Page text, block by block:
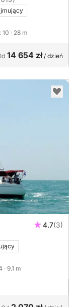
10 · 28 m
14 654 zł/ dzień
4.7(3)
· 9.1 m